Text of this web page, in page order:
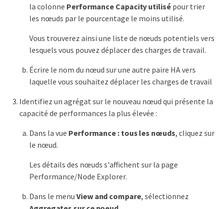
la colonne Performance Capacity utilisépour trier
les nœuds par le pourcentage le moins utilisé.
Vous trouverez ainsi une liste de nœuds potentiels vers
lesquels vous pouvez déplacer des charges de travail.
Écrire le nom du nœud sur une autre paire HA vers
laquelle vous souhaitez déplacer les charges de travail
Identifiez un agrégat sur le nouveau nœud qui présente la
capacité de performances la plus élevée :
Dans la vue Performance : tous les nœuds, cliquez sur
le nœud.
Les détails des nœuds s'affichent sur la page
Performance/Node Explorer.
Dans le menu View and compare, sélectionnez